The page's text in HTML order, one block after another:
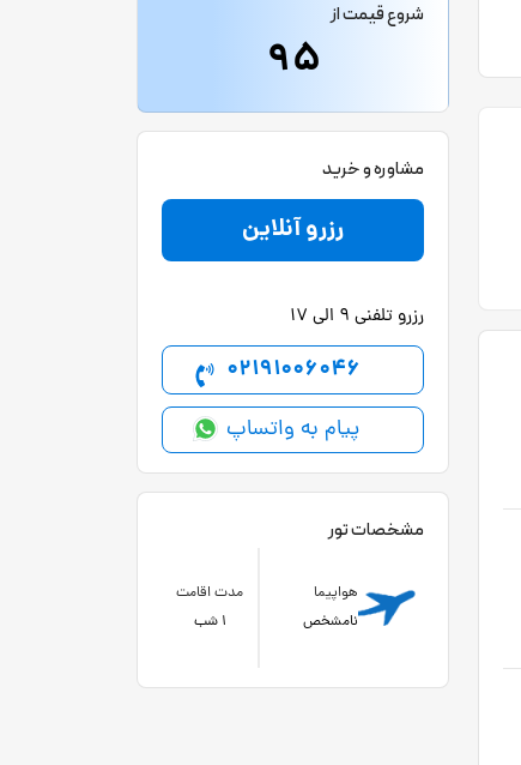
شروع قیمت از
95
مشاوره و خرید
رزرو آنلاین
رزرو تلفنی 9 الی 17
02191006046
پیام به واتساپ
مشخصات تور
هواپیما
نامشخص
مدت اقامت
1 شب